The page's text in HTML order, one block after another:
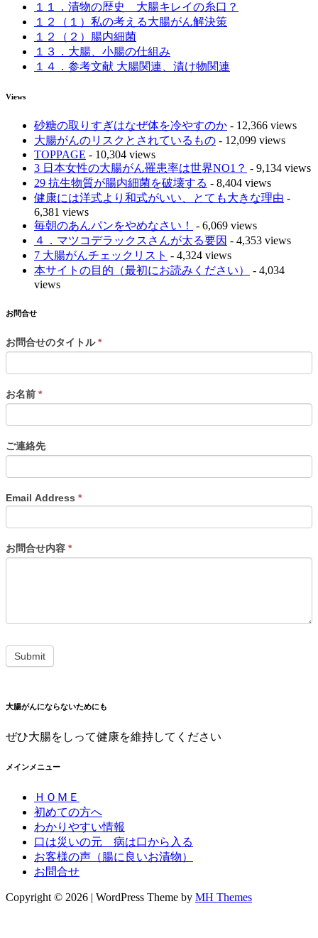
１１．漬物の歴史 大腸キレイの糸口？
１２（１）私の考える大腸がん解決策
１２（２）腸内細菌
１３．大腸、小腸の仕組み
１４．参考文献 大腸関連、漬け物関連
Views
砂糖の取りすぎはなぜ体を冷やすのか - 12,366 views
大腸がんのリスクとされているもの - 12,099 views
TOPPAGE - 10,304 views
3 日本女性の大腸がん罹患率は世界NO1？ - 9,134 views
29 抗生物質が腸内細菌を破壊する - 8,404 views
健康には洋式より和式がいい、とても大きな理由 -
6,381 views
毎朝のあんパンをやめなさい！
- 6,069 views
４．マツコデラックスさんが太る要因 - 4,353 views
7 大腸がんチェックリスト - 4,324 views
本サイトの目的（最初にお読みください）
- 4,034
views
お問合せ
お問合せのタイトル*
お名前 *
ご連絡先
Email Address *
お問合せ内容 *
大腸がんにならないためにも
ぜひ大腸をしって健康を維持してください
メインメニュー
ＨＯＭＥ
初めての方へ
わかりやすい情報
口は災いの元 病は口から入る
お客様の声（腸に良いお漬物）
お問合せ
Copyright © 2026 | WordPress Theme by MH Themes